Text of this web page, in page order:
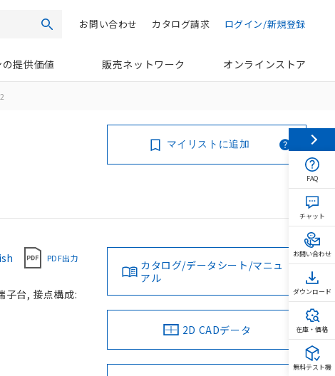
検索 ログイン/新規登録
カタログ請求
お問い合わせ
提供価値 販売ネットワーク オンラインストア
マイリストに追加
PDF出力
子台, 接点構成:
カタログ/データシート/マニュ
アル
2D CADデータ
FAQ
チャット
お問い合わせ
ダウンロード
在庫・価格
無料テスト機